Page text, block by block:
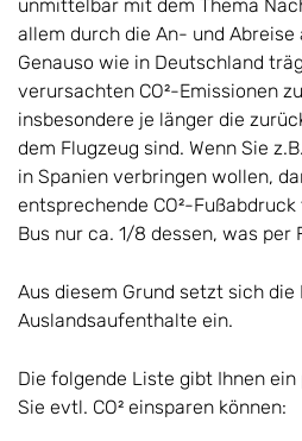
unmittelbar mit dem Thema
allem durch die An- und Abreise
Genauso wie in Deutschland
verursachten CO²-Emissionen
insbesondere je länger die
dem Flugzeug sind. Wenn Sie
in Spanien verbringen wollen,
entsprechende CO²-
Bus nur ca. 1/8 dessen, was per
Aus diesem Grund setzt sich
Auslandsaufenthalte ein.
Die folgende Liste gibt Ihnen
Sie evtl. CO² einsparen können: